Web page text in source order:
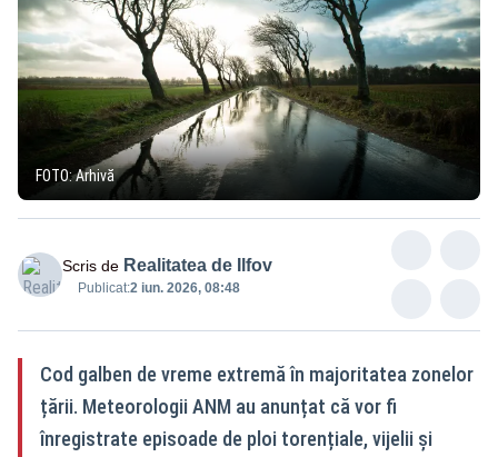
FOTO: Arhivă
Scris de Realitatea de Ilfov
Publicat:2 iun. 2026, 08:48
Cod galben de vreme extremă în majoritatea zonelor
țării. Meteorologii ANM au anunțat că vor fi
înregistrate episoade de ploi torențiale, vijelii și